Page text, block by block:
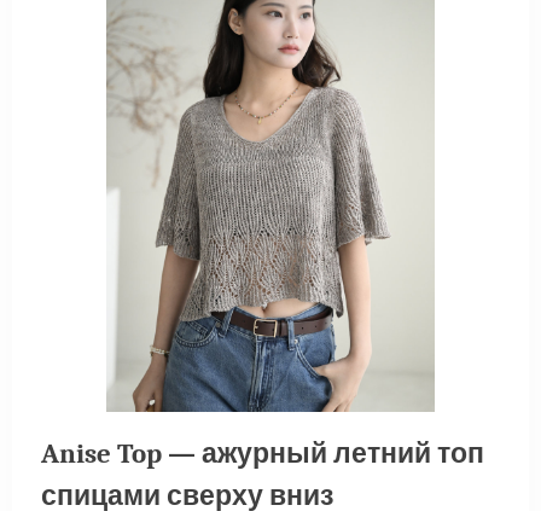
Anise Top — ажурный летний топ
спицами сверху вниз